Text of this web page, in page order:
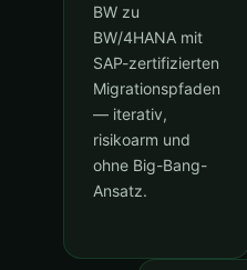
BW zu
BW/4HANA mit
SAP-zertifizierten
Migrationspfaden
— iterativ,
risikoarm und
ohne Big-Bang-
Ansatz.